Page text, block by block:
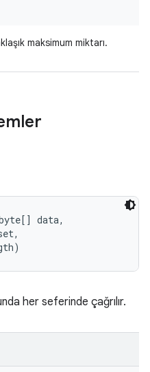
maksimum miktarı.
data,
her seferinde çağrılır.